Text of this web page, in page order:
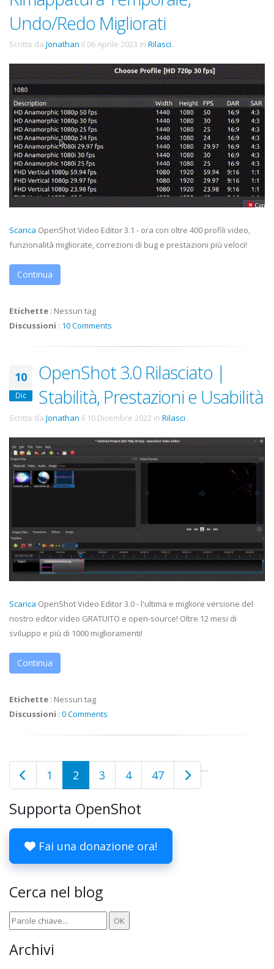
Undo/Redo Migliorati
Scritto da Jonathan il 06 Aprile 2023 in Rilasci .
Scarica OpenShot Video Editor 3.1 - ora con oltre 400 profili video,
funzionalità migliorate, correzioni di bug e prestazioni più veloci!
Continua
Etichette : Nessun tag
Discussioni : 10 Comments
10
Dic
OpenShot 3.0 Rilasciato |
Stabilità, Prestazioni e Usabilità
Scritto da Jonathan il 10 Dicembre 2022 in Rilasci .
Scarica OpenShot Video Editor 3.0 - l'ultima e migliore versione del
nostro editor video GRATUITO e open-source! Oltre 12 mesi di
sviluppo e più di 1000 miglioramenti!
Continua
Etichette : Nessun tag
Discussioni : 0 Comments
1 2 3 4 …
47
Supporta OpenShot
Fai una donazione ora!
Cerca nel blog
Archivi